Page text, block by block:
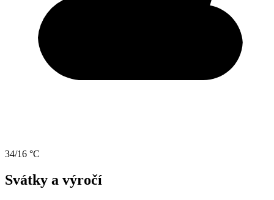
34/16 °C
Svátky a výročí